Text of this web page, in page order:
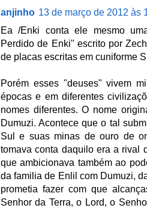
anjinho 13 de março de 2012 às
Ea /Enki conta ele mesmo
Perdido de Enki" escrito por
de placas escritas em cuniforme
Porém esses "deuses" vivem
épocas e em diferentes
nomes diferentes. O nome
Dumuzi. Acontece que o tal
Sul e suas minas de ouro de
tomava conta daquilo era a rival
que ambicionava também ao
da familia de Enlil com Dumuzi,
prometia fazer com que
Senhor da Terra, o Lord, o